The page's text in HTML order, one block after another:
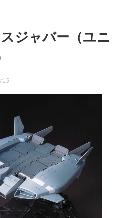
ジャバー（ユニ
15